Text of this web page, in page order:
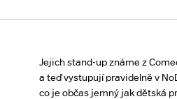
Jejich stand-up známe z
a teď vystupují pravidelně v
co je občas jemný jak dětská